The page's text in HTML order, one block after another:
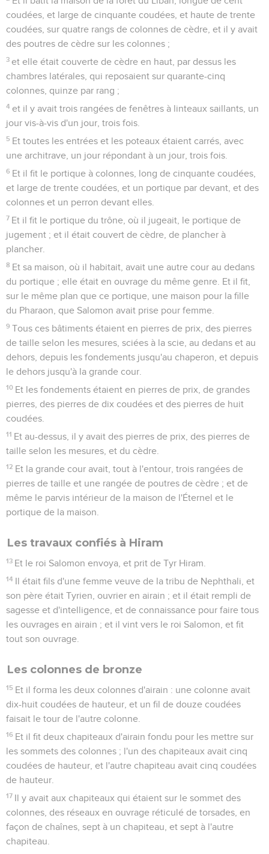
coudées, et large de cinquante coudées, et haute de trente
coudées, sur quatre rangs de colonnes de cèdre, et il y avait
des poutres de cèdre sur les colonnes ;
3 et elle était couverte de cèdre en haut, par dessus les
chambres latérales, qui reposaient sur quarante-cinq
colonnes, quinze par rang ;
4 et il y avait trois rangées de fenêtres à linteaux saillants, un
jour vis-à-vis d'un jour, trois fois.
5 Et toutes les entrées et les poteaux étaient carrés, avec
une architrave, un jour répondant à un jour, trois fois.
6 Et il fit le portique à colonnes, long de cinquante coudées,
et large de trente coudées, et un portique par devant, et des
colonnes et un perron devant elles.
7 Et il fit le portique du trône, où il jugeait, le portique de
jugement ; et il était couvert de cèdre, de plancher à
plancher.
8 Et sa maison, où il habitait, avait une autre cour au dedans
du portique ; elle était en ouvrage du même genre. Et il fit,
sur le même plan que ce portique, une maison pour la fille
du Pharaon, que Salomon avait prise pour femme.
9 Tous ces bâtiments étaient en pierres de prix, des pierres
de taille selon les mesures, sciées à la scie, au dedans et au
dehors, depuis les fondements jusqu'au chaperon, et depuis
le dehors jusqu'à la grande cour.
10 Et les fondements étaient en pierres de prix, de grandes
pierres, des pierres de dix coudées et des pierres de huit
coudées.
11 Et au-dessus, il y avait des pierres de prix, des pierres de
taille selon les mesures, et du cèdre.
12 Et la grande cour avait, tout à l'entour, trois rangées de
pierres de taille et une rangée de poutres de cèdre ; et de
même le parvis intérieur de la maison de l'Éternel et le
portique de la maison.
Les travaux confiés à Hiram
13 Et le roi Salomon envoya, et prit de Tyr Hiram.
14 Il était fils d'une femme veuve de la tribu de Nephthali, et
son père était Tyrien, ouvrier en airain ; et il était rempli de
sagesse et d'intelligence, et de connaissance pour faire tous
les ouvrages en airain ; et il vint vers le roi Salomon, et fit
tout son ouvrage.
Les colonnes de bronze
15 Et il forma les deux colonnes d'airain : une colonne avait
dix-huit coudées de hauteur, et un fil de douze coudées
faisait le tour de l'autre colonne.
16 Et il fit deux chapiteaux d'airain fondu pour les mettre sur
les sommets des colonnes ; l'un des chapiteaux avait cinq
coudées de hauteur, et l'autre chapiteau avait cinq coudées
de hauteur.
17 Il y avait aux chapiteaux qui étaient sur le sommet des
colonnes, des réseaux en ouvrage réticulé de torsades, en
façon de chaînes, sept à un chapiteau, et sept à l'autre
chapiteau.